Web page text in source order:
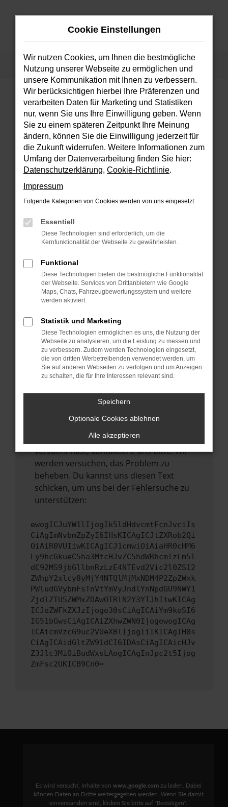
Zum
Startseite Fahrzeugsuche
FEHLER: NETWORK ERROR
Beim Laden ist ein Fehler aufgetreten.
Hier sind ein paar Tipps, die dir helfen können:
Überprüfe deine Firewall und deine
Internetverbindung.
Laden andere Webseiten, zum Beispiel
deine Suchmaschine?
Prüfe deine Browsererweiterungen.
Manche Erweiterungen, wie Werbeblocker,
können das Laden bestimmter Seiten
anderen Browser oder in einem privaten
Fenster?
Starte dein Gerät neu.
vorübergehende Probleme zu beheben.
Stelle sicher, dass dein Browser und dein
Betriebssystem auf dem neuesten Stand
sind.
Veraltete Software birgt nicht nur ein
führen, dass bestimmte Funktionen nicht
Wende dich an den Webseitenbetreiber.
Wenn du alle oben genannten Schritte
versucht hast, kontaktiere uns bitte. Wir
werden versuchen, das Problem zu
beheben. Du kannst uns diesen Text
schicken, um uns bei der Fehlersuche zu
unterstützen:
ewogICJuYW1lIjogIk5ldHdvcmtFcnJvciIs
CiAgImNvbmZpZyI6IHsKICAgICJtZXRob2Qi
OiAiR0VUIiwKICAgICJ1cmwiOiAiaHR0cHM6
Ly9hcGkueC5ha3MtcHJvZC5hdWRhcmlzLm5l
dC92MS9jbGllbnRzLzE4NTEvd2Vic2l0ZS12
ZWhpY2xlcy8yMjY4NTQlMjMxNDM4P2ZpZWxk
PWludGVybmFsTnVtYmVyJndlYnNpdGU9NWY1
ZjdlZTU5ZWMxZDAwOTRlN2Y3YTJhIiwKICAg
ICJoZWFkZXJzIjoge30sCiAgICAiYm9keSI6
IG51bGwsCiAgICAiZXhwZWN0IjogewogICAg
ICAicmVzcG9uc2VUeXBlIjogIiIKICAgIH0s
CiAgICAidGltZW91dCI6IDAsCiAgICAicHJv
Z3Jlc3MiOiBudWxsLAogICAgInJpc2t5Ijog
ZmFsc2UKICB9Cn0=
Es wird versucht, Inhalte von www.google.comzu laden. Dabei
können Daten an Dritte weitergegeben werden. Wenn Sie damit
einverstanden sind, klicken Sie bitte auf "Bestätigen".
Cookie Einstellungen
Wir nutzen Cookies, um Ihnen die bestmögliche
Nutzung unserer Webseite zu ermöglichen und
unsere Kommunikation mit Ihnen zu verbessern.
Wir berücksichtigen hierbei Ihre Präferenzen und
verarbeiten Daten für Marketing und Statistiken
nur, wenn Sie uns Ihre Einwilligung geben. Wenn
Sie zu einem späteren Zeitpunkt Ihre Meinung
ändern, können Sie die Einwilligung jederzeit für
die Zukunft widerrufen. Weitere Informationen zum
Umfang der Datenverarbeitung finden Sie hier:
Datenschutzerklärung, Cookie-Richtlinie.
Impressum
Folgende Kategorien von Cookies werden von uns eingesetzt:
Essentiell
Diese Technologien sind erforderlich, um die
Kernfunktionalität der Webseite zu gewährleisten.
Funktional
Diese Technologien bieten die bestmögliche Funktionalität
der Webseite. Services von Drittanbietern wie Google
Maps, Chats, Fahrzeugbewertungssystem und weitere
werden aktiviert.
Statistik und Marketing
Diese Technologien ermöglichen es uns, die Nutzung der
Webseite zu analysieren, um die Leistung zu messen und
zu verbessern. Zudem werden Technologien eingesetzt,
die von dritten Werbetreibenden verwendet werden, um
Sie auf anderen Webseiten zu verfolgen und um Anzeigen
zu schalten, die für Ihre Interessen relevant sind.
Speichern
Optionale Cookies ablehnen
Alle akzeptieren